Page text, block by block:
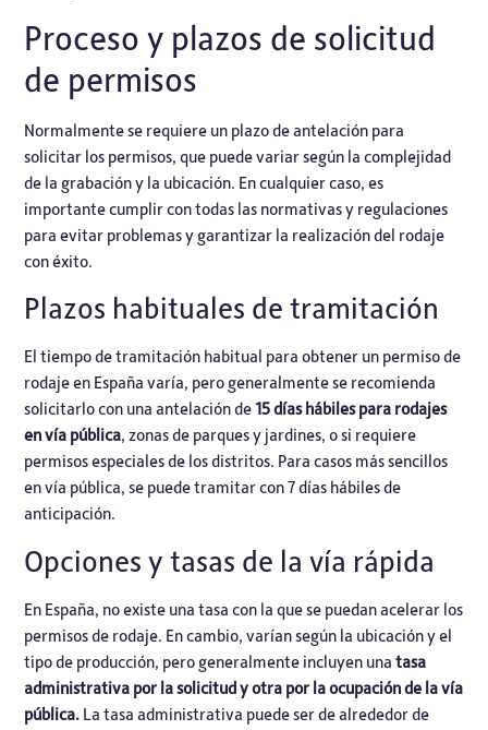
Proceso y plazos de solicitud
de permisos
Normalmente se requiere un plazo de antelación para
solicitar los permisos, que puede variar según la complejidad
de la grabación y la ubicación. En cualquier caso, es
importante cumplir con todas las normativas y regulaciones
para evitar problemas y garantizar la realización del rodaje
con éxito.
Plazos habituales de tramitación
El tiempo de tramitación habitual para obtener un permiso de
rodaje en España varía, pero generalmente se recomienda
solicitarlo con una antelación de15 días hábiles para rodajes
en vía pública, zonas de parques y jardines, o si requiere
permisos especiales de los distritos. Para casos más sencillos
en vía pública, se puede tramitar con 7 días hábiles de
anticipación.
Opciones y tasas de la vía rápida
En España, no existe una tasa con la que se puedan acelerar los
permisos de rodaje. En cambio, varían según la ubicación y el
tipo de producción, pero generalmente incluyen unatasa
administrativa por la solicitud y otra por la ocupación de la vía
pública. La tasa administrativa puede ser de alrededor de